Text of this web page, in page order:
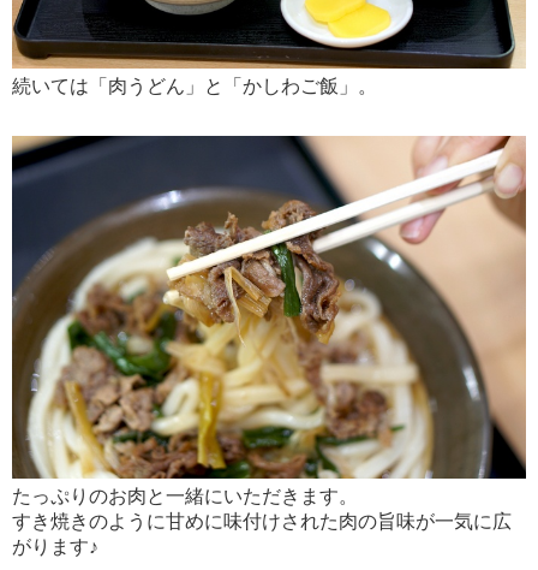
続いては「肉うどん」と「かしわご飯」。
たっぷりのお肉と一緒にいただきます。
すき焼きのように甘めに味付けされた肉の旨味が一気に広
がります♪